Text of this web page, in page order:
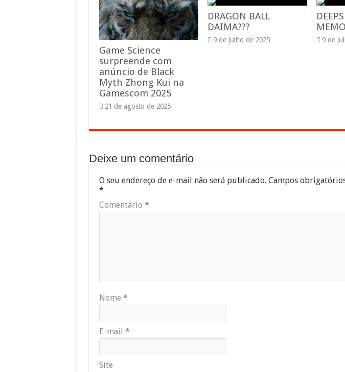
Game Science
surpreende com
anúncio de Black
Myth Zhong Kui na
Gamescom 2025
21 de agosto de 2025
DRAGON BALL
DAIMA???
9 de julho de 2025 9 de
Deixe um comentário
O seu endereço de e-mail não será publicado. Campos
*
Comentário *
Nome *
E-mail *
Site